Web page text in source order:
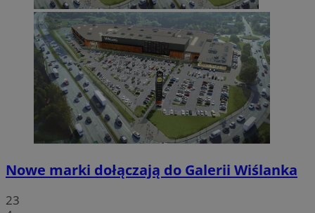
Nowe marki dołączają do Galerii Wiślanka
23